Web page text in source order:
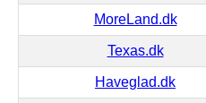
MoreLand.dk
Texas.dk
Haveglad.dk